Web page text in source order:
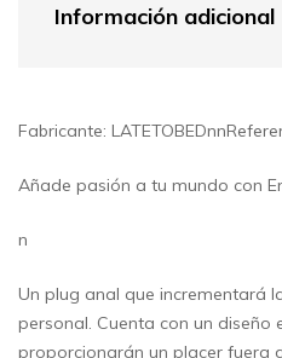
Información adicional
Fabricante:
Añade pasión a tu mundo con
n
Un plug anal que incrementará
personal. Cuenta con un diseño
proporcionarán un placer fuera